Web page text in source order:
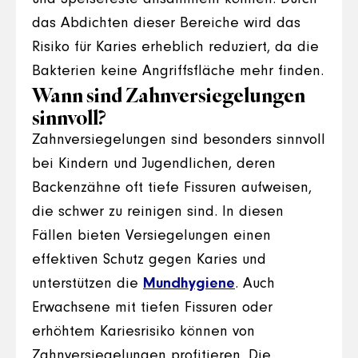
das Abdichten dieser Bereiche wird das
Risiko für Karies erheblich reduziert, da die
Bakterien keine Angriffsfläche mehr finden.
Wann sind Zahnversiegelungen
sinnvoll?
Zahnversiegelungen sind besonders sinnvoll
bei Kindern und Jugendlichen, deren
Backenzähne oft tiefe Fissuren aufweisen,
die schwer zu reinigen sind. In diesen
Fällen bieten Versiegelungen einen
effektiven Schutz gegen Karies und
unterstützen die Mundhygiene. Auch
Erwachsene mit tiefen Fissuren oder
erhöhtem Kariesrisiko können von